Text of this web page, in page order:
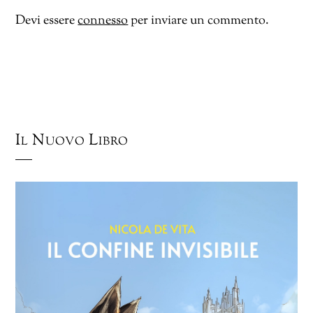
Devi essereconnessoper inviare un commento.
Il Nuovo Libro